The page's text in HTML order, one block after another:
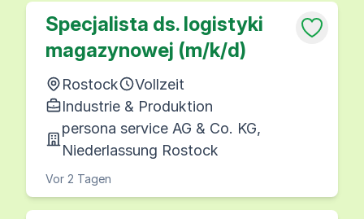
Specjalista ds. logistyki
magazynowej (m/k/d)
Rostock
Vollzeit
Industrie & Produktion
persona service AG & Co. KG,
Niederlassung Rostock
Vor 2 Tagen